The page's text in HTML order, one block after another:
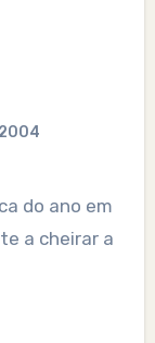
a cheirar a